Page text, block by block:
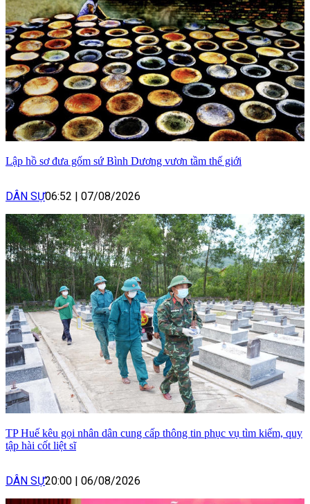
Lập hồ sơ đưa gốm sứ Bình Dương vươn tầm thế giới
DÂN SỰ06:52 | 07/08/2026
TP Huế kêu gọi nhân dân cung cấp thông tin phục vụ tìm kiếm, quy
tập hài cốt liệt sĩ
DÂN SỰ20:00 | 06/08/2026